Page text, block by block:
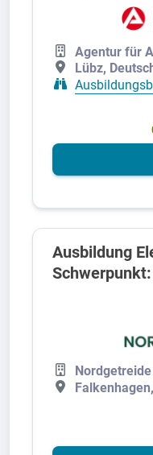
Agentur für
Lübz,
Ausbildung
Nordgetreide